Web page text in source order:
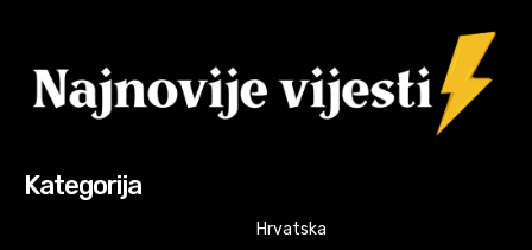
Kategorija
Hrvatska